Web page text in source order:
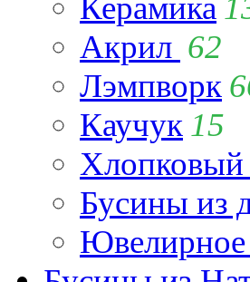
Акрил 62
Лэмпворк
Каучук 15
Бусины из
Ювелирное